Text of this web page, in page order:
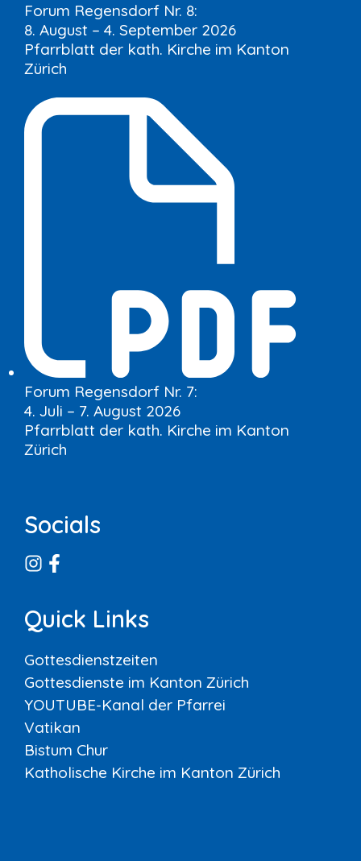
Forum Regensdorf Nr. 8:
8. August – 4. September 2026
Pfarrblatt der kath. Kirche im Kanton
Zürich
Forum Regensdorf Nr. 7:
4. Juli – 7. August 2026
Pfarrblatt der kath. Kirche im Kanton
Zürich
Socials
Quick Links
Gottesdienstzeiten
Gottesdienste im Kanton Zürich
YOUTUBE-Kanal der Pfarrei
Vatikan
Bistum Chur
Katholische Kirche im Kanton Zürich